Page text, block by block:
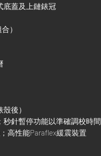
底蓋及上鏈錶冠
）
後）
針暫停功能以準確調校時間
高性能Paraflex緩震裝置